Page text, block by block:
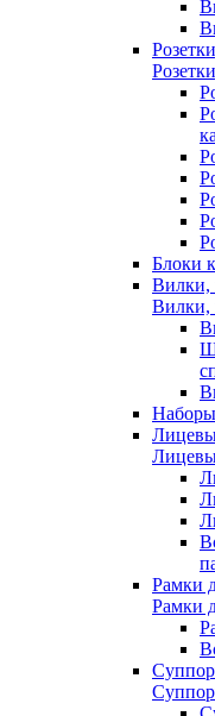
Блоки
Вилки,
Вилки,
Рамки
Рамки